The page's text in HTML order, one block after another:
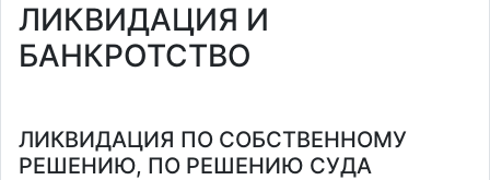
ЛИКВИДАЦИЯ И
БАНКРОТСТВО
ЛИКВИДАЦИЯ ПО СОБСТВЕННОМУ
РЕШЕНИЮ, ПО РЕШЕНИЮ СУДА